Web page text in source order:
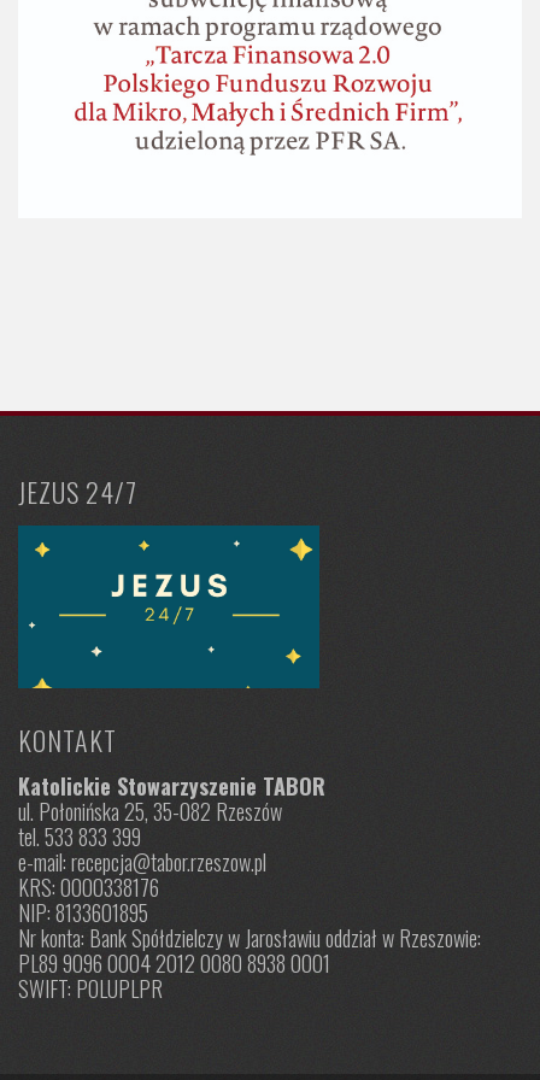
JEZUS 24/7
KONTAKT
Katolickie Stowarzyszenie TABOR
ul. Połonińska 25, 35-082 Rzeszów
tel. 533 833 399
e-mail: recepcja@tabor.rzeszow.pl
KRS: 0000338176
NIP: 8133601895
Nr konta: Bank Spółdzielczy w Jarosławiu oddział w Rzeszowie:
PL89 9096 0004 2012 0080 8938 0001
SWIFT: POLUPLPR